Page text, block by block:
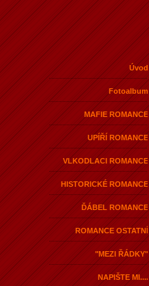
Úvod
Fotoalbum
MAFIE ROMANCE
UPÍŘÍ ROMANCE
VLKODLACI ROMANCE
HISTORICKÉ ROMANCE
ĎÁBEL ROMANCE
ROMANCE OSTATNÍ
"MEZI ŘÁDKY"
NAPIŠTE MI....